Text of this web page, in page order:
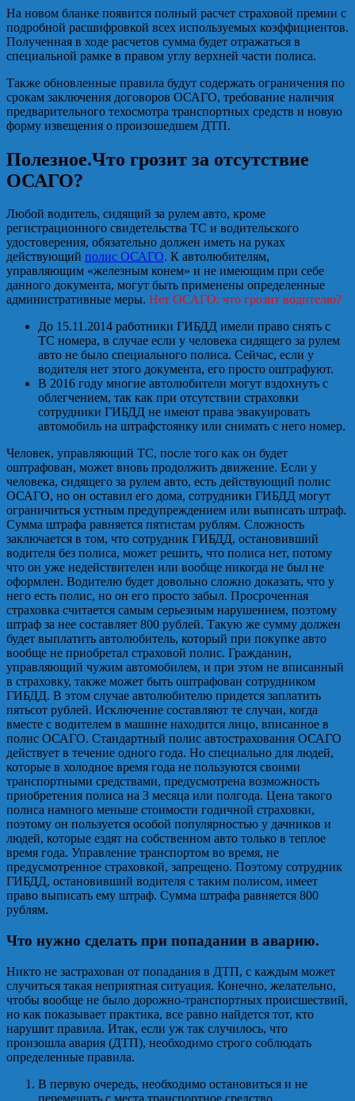
На новом бланке появится полный расчет страховой премии с
подробной расшифровкой всех используемых коэффициентов.
Полученная в ходе расчетов сумма будет отражаться в
специальной рамке в правом углу верхней части полиса.
Также обновленные правила будут содержать ограничения по
срокам заключения договоров ОСАГО, требование наличия
предварительного техосмотра транспортных средств и новую
форму извещения о произошедшем ДТП.
Полезное.Что грозит за отсутствие
ОСАГО?
Любой водитель, сидящий за рулем авто, кроме
регистрационного свидетельства ТС и водительского
удостоверения, обязательно должен иметь на руках
действующий полис ОСАГО. К автолюбителям,
управляющим «железным конем» и не имеющим при себе
данного документа, могут быть применены определенные
административные меры. Нет ОСАГО: что грозит водителю?
До 15.11.2014 работники ГИБДД имели право снять с
ТС номера, в случае если у человека сидящего за рулем
авто не было специального полиса. Сейчас, если у
водителя нет этого документа, его просто оштрафуют.
В 2016 году многие автолюбители могут вздохнуть с
облегчением, так как при отсутствии страховки
сотрудники ГИБДД не имеют права эвакуировать
автомобиль на штрафстоянку или снимать с него номер.
Человек, управляющий ТС, после того как он будет
оштрафован, может вновь продолжить движение. Если у
человека, сидящего за рулем авто, есть действующий полис
ОСАГО, но он оставил его дома, сотрудники ГИБДД могут
ограничиться устным предупреждением или выписать штраф.
Сумма штрафа равняется пятистам рублям. Сложность
заключается в том, что сотрудник ГИБДД, остановивший
водителя без полиса, может решить, что полиса нет, потому
что он уже недействителен или вообще никогда не был не
оформлен. Водителю будет довольно сложно доказать, что у
него есть полис, но он его просто забыл. Просроченная
страховка считается самым серьезным нарушением, поэтому
штраф за нее составляет 800 рублей. Такую же сумму должен
будет выплатить автолюбитель, который при покупке авто
вообще не приобретал страховой полис. Гражданин,
управляющий чужим автомобилем, и при этом не вписанный
в страховку, также может быть оштрафован сотрудником
ГИБДД. В этом случае автолюбителю придется заплатить
пятьсот рублей. Исключение составляют те случаи, когда
вместе с водителем в машине находится лицо, вписанное в
полис ОСАГО. Стандартный полис автострахования ОСАГО
действует в течение одного года. Но специально для людей,
которые в холодное время года не пользуются своими
транспортными средствами, предусмотрена возможность
приобретения полиса на 3 месяца или полгода. Цена такого
полиса намного меньше стоимости годичной страховки,
поэтому он пользуется особой популярностью у дачников и
людей, которые ездят на собственном авто только в теплое
время года. Управление транспортом во время, не
предусмотренное страховкой, запрещено. Поэтому сотрудник
ГИБДД, остановивший водителя с таким полисом, имеет
право выписать ему штраф. Сумма штрафа равняется 800
рублям.
Что нужно сделать при попадании в аварию.
Никто не застрахован от попадания в ДТП, с каждым может
случиться такая неприятная ситуация. Конечно, желательно,
чтобы вообще не было дорожно-транспортных происшествий,
но как показывает практика, все равно найдется тот, кто
нарушит правила. Итак, если уж так случилось, что
произошла авария (ДТП), необходимо строго соблюдать
определенные правила.
В первую очередь, необходимо остановиться и не
перемещать с места транспортное средство.